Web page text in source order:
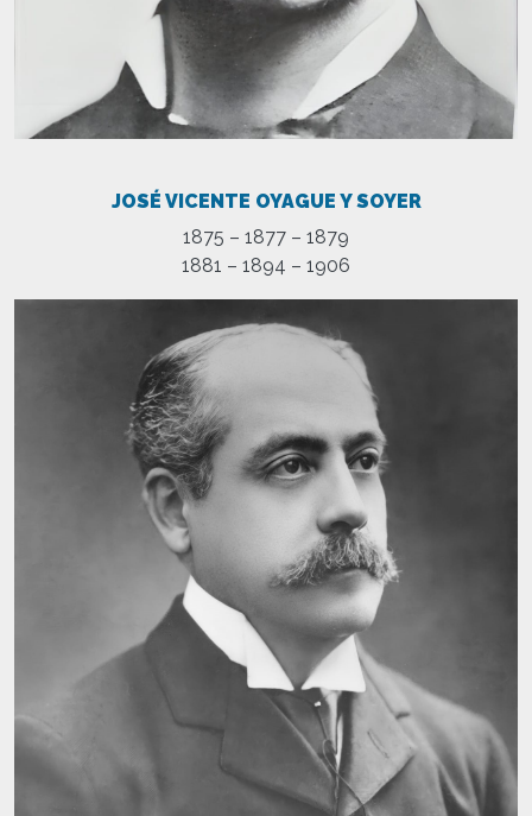
JOSÉ VICENTE OYAGUE Y SOYER
1875 – 1877 – 1879
1881 – 1894 – 1906